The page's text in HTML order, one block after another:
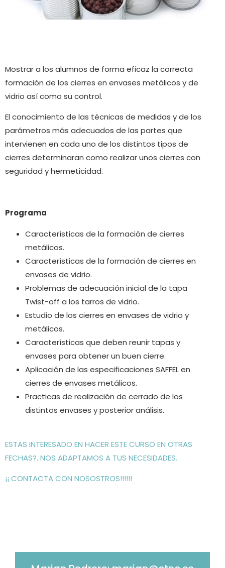
Mostrar a los alumnos de forma eficaz la correcta
formación de los cierres en envases metálicos y de
vidrio así como su control.
El conocimiento de las técnicas de medidas y de los
parámetros más adecuados de las partes que
intervienen en cada uno de los distintos tipos de
cierres determinaran como realizar unos cierres con
seguridad y hermeticidad.
Programa
Características de la formación de cierres
metálicos.
Características de la formación de cierres en
envases de vidrio.
Problemas de adecuación inicial de la tapa
Twist-off a los tarros de vidrio.
Estudio de los cierres en envases de vidrio y
metálicos.
Características que deben reunir tapas y
envases para obtener un buen cierre.
Aplicación de las especificaciones SAFFEL en
cierres de envases metálicos.
Practicas de realización de cerrado de los
distintos envases y posterior análisis.
ESTAS INTERESADO EN HACER ESTE CURSO EN OTRAS
FECHAS?. NOS ADAPTAMOS A TUS NECESIDADES.
¡¡ CONTACTA CON NOSOSTROS!!!!!!